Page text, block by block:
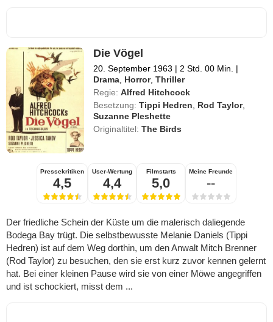
Die Vögel
20. September 1963 | 2 Std. 00 Min. |
Drama Horror,Thriller
Regie: Alfred Hitchcock
Besetzung: Tippi Hedren Rod Taylor,
Suzanne Pleshette
Originaltitel:The Birds
Pressekritiken
4,5
User-Wertung
4,4
Filmstarts
5,0
Meine Freunde
--
Der friedliche Schein der Küste um die malerisch daliegende
Bodega Bay trügt. Die selbstbewusste Melanie Daniels (Tippi
Hedren) ist auf dem Weg dorthin, um den Anwalt Mitch Brenner
(Rod Taylor) zu besuchen, den sie erst kurz zuvor kennen gelernt
hat. Bei einer kleinen Pause wird sie von einer Möwe angegriffen
und ist schockiert, misst dem ...